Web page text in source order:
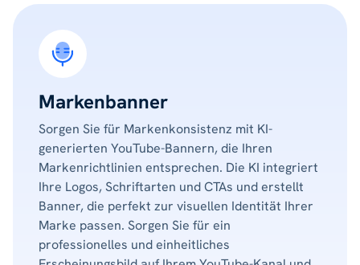
Markenbanner
Sorgen Sie für Markenkonsistenz mit KI-
generierten YouTube-Bannern, die Ihren
Markenrichtlinien entsprechen. Die KI integriert
Ihre Logos, Schriftarten und CTAs und erstellt
Banner, die perfekt zur visuellen Identität Ihrer
Marke passen. Sorgen Sie für ein
professionelles und einheitliches